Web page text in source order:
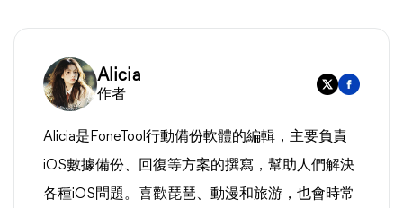
Alicia
作者
Alicia是FoneTool行動備份軟體的編輯，主要負責
iOS數據備份、回復等方案的撰寫，幫助人們解決
各種iOS問題。喜歡琵琶、動漫和旅游，也會時常